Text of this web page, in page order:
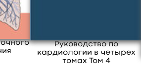
послерегистрации
Руководство по
кардиологии в четырех
томах Том 4